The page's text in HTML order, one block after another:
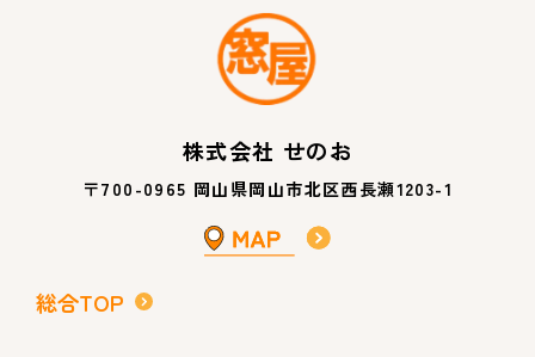
株式会社 せのお
〒700-0965 岡山県岡山市北区西長瀬1203-1
総合TOP